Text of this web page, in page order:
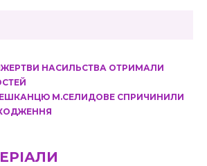
ЖЕРТВИ НАСИЛЬСТВА ОТРИМАЛИ
М.СЕЛИДОВЕ СПРИЧИНИЛИ